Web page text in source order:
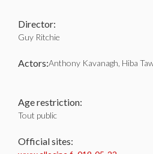
Director:
Guy Ritchie
Actors:Anthony Kavanagh, Hiba
Age restriction:
Tout public
Official sites: